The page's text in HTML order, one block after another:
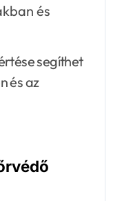
és
segíthet
és az